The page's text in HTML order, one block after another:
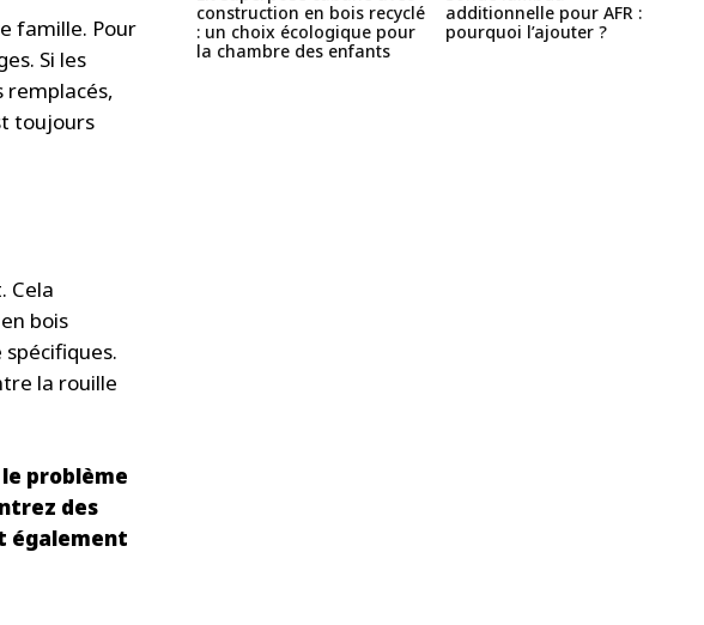
famille. Pour
Si les
remplacés,
toujours
Cela
bois
la rouille
problème
des
également
construction en bois recyclé
: un choix écologique pour
la chambre des enfants
additionnelle pour AFR :
pourquoi l’ajouter ?